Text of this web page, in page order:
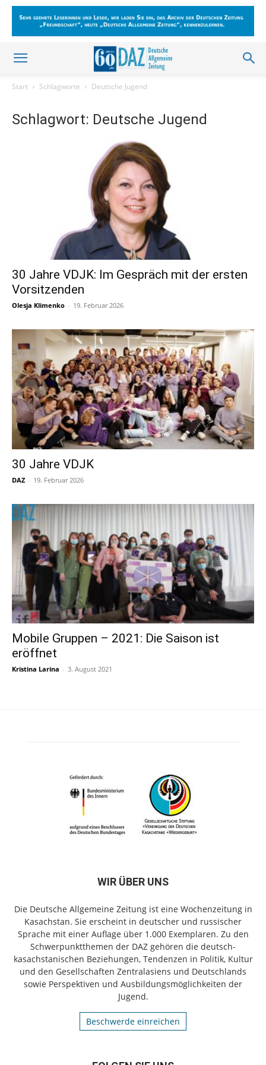
Start Schlagworte Deutsche Jugend
Schlagwort: Deutsche Jugend
30 Jahre VDJK: Im Gespräch mit der ersten
Vorsitzenden
Olesja Klimenko - 19. Februar 2026
30 Jahre VDJK
DAZ - 19. Februar 2026
Mobile Gruppen – 2021: Die Saison ist
eröffnet
Kristina Larina - 3. August 2021
WIR ÜBER UNS
Die Deutsche Allgemeine Zeitung ist eine Wochenzeitung in
Kasachstan. Sie erscheint in deutscher und russischer
Sprache mit einer Auflage über 1.000 Exemplaren. Zu den
Schwerpunktthemen der DAZ gehören die deutsch-
kasachstanischen Beziehungen, Tendenzen in Politik, Kultur
und den Gesellschaften Zentralasiens und Deutschlands
sowie Perspektiven und Ausbildungsmöglichkeiten der
Jugend.
Beschwerde einreichen